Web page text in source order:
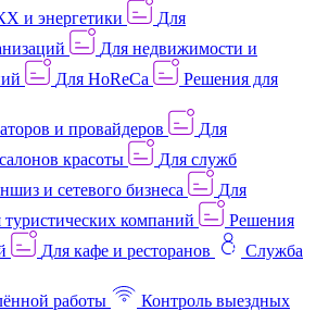
и энергетики
Для
Для недвижимости и
Для HoReCa
Решения для
и провайдеров
Для
красоты
Для служб
и сетевого бизнеса
Для
туристических компаний
Решения
Для кафе и ресторанов
Служба
работы
Контроль выездных